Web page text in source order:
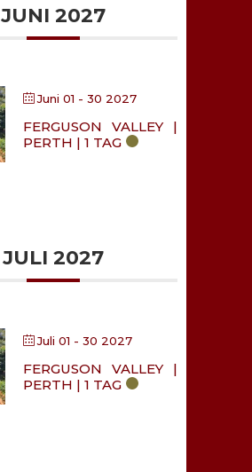
JUNI 2027
Juni 01 - 30 2027
FERGUSON VALLEY |
PERTH | 1 TAG
JULI 2027
Juli 01 - 30 2027
FERGUSON VALLEY |
PERTH | 1 TAG